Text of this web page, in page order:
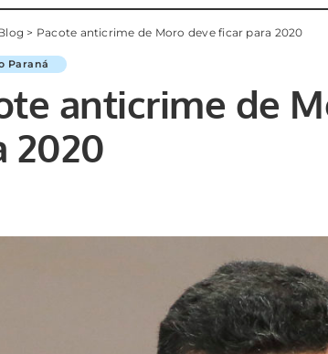
> Pacote anticrime de Moro deve ficar para 2020
Paraná
anticrime de
2020